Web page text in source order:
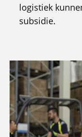
logistiek
subsidie.